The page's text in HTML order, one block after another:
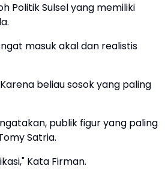
Politik Sulsel yang memiliki
masuk akal dan realistis
beliau sosok yang paling
publik figur yang paling
Satria.
Kata Firman.